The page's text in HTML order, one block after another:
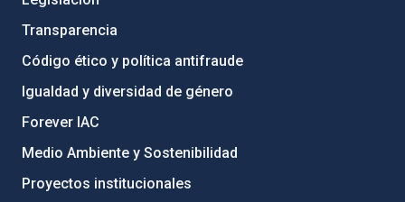
Transparencia
Código ético y política antifraude
Igualdad y diversidad de género
Forever IAC
Medio Ambiente y Sostenibilidad
Proyectos institucionales